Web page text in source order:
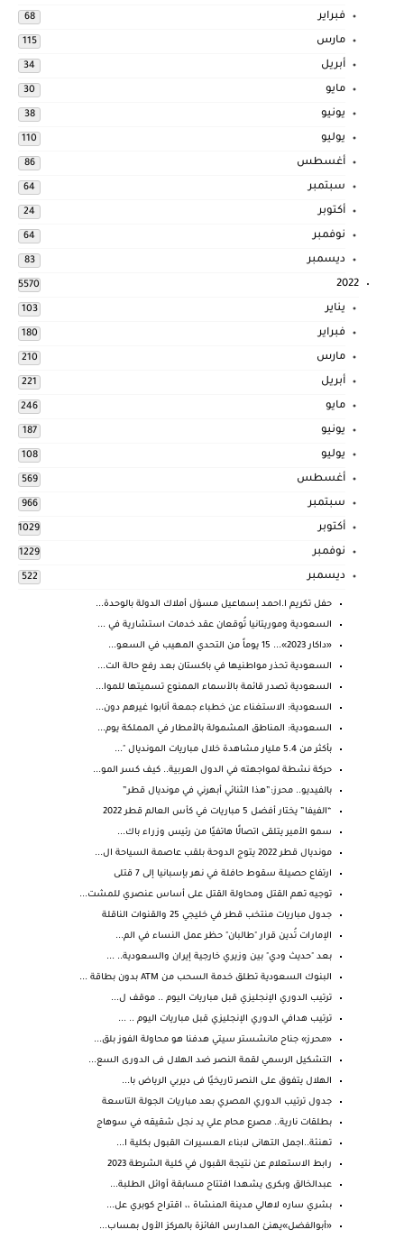
فبراير 68
مارس 115
أبريل 34
مايو 30
يونيو 38
يوليو 110
أغسطس 86
سبتمبر 64
أكتوبر 24
نوفمبر 64
ديسمبر 83
2022
5570
يناير 103
فبراير 180
مارس 210
أبريل 221
مايو 246
يونيو 187
يوليو 108
أغسطس 569
سبتمبر 966
أكتوبر 1029
نوفمبر 1229
ديسمبر 522
حفل تكريم ا.احمد إسماعيل مسؤل أملاك الدولة بالوحدة...
السعودية وموريتانيا تُوقعان عقد خدمات استشارية في ...
«داكار 2023»... 15 يوماً من التحدي المهيب في السعو...
السعودية تحذر مواطنيها في باكستان بعد رفع حالة الت...
السعودية تصدر قائمة بالأسماء الممنوع تسميتها للموا...
السعودية: الاستغناء عن خطباء جمعة أنابوا غيرهم دون...
السعودية: المناطق المشمولة بالأمطار في المملكة يوم...
بأكثر من 5.4 مليار مشاهدة خلال مباريات المونديال "...
حركة نشطة لمواجهته في الدول العربية.. كيف كسر المو...
بالفيديو.. محرز:”هذا الثنائي أبهرني في مونديال قطر”
“الفيفا” يختار أفضل 5 مباريات في كأس العالم قطر 2022
سمو الأمير يتلقى اتصالًا هاتفيًا من رئيس وزراء باك...
مونديال قطر 2022 يتوج الدوحة بلقب عاصمة السياحة ال...
ارتفاع حصيلة سقوط حافلة في نهر بإسبانيا إلى 7 قتلى
توجيه تهم القتل ومحاولة القتل على أساس عنصري للمشت...
جدول مباريات منتخب قطر في خليجي 25 والقنوات الناقلة
الإمارات تُدين قرار "طالبان" حظر عمل النساء في الم...
بعد "حديث ودي" بين وزيري خارجية إيران والسعودية.. ...
البنوك السعودية تطلق خدمة السحب من ATM بدون بطاقة ...
ترتيب الدوري الإنجليزي قبل مباريات اليوم .. موقف ل...
ترتيب هدافي الدوري الإنجليزي قبل مباريات اليوم .. ...
«محرز» جناح مانشستر سيتي هدفنا هو محاولة الفوز بلق...
التشكيل الرسمي لقمة النصر ضد الهلال فى الدورى السع...
الهلال يتفوق على النصر تاريخيًا فى ديربي الرياض با...
جدول ترتيب الدوري المصري بعد مباريات الجولة التاسعة
بطلقات نارية.. مصرع محام علي يد نجل شقيقه في سوهاج
تهنئة..اجمل التهانى لابناء العسيرات القبول بكلية ا...
رابط الاستعلام عن نتيجة القبول في كلية الشرطة 2023
عبدالخالق وبكرى يشهدا افتتاح مسابقة أوائل الطلبة...
بشري ساره لاهالي مدينة المنشاة ،، اقتراح كوبري عل...
«أبوالفضل»يهنئ المدارس الفائزة بالمركز الأول بمساب...